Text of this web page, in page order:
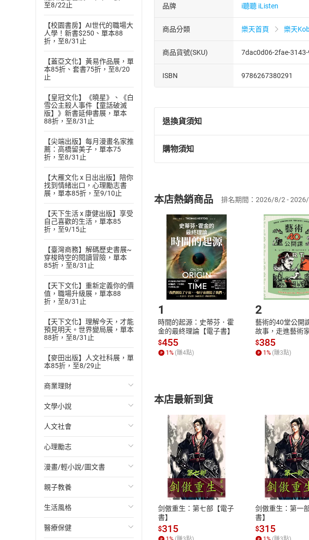
至8/22止
【校園書房】AI世代的職場大
人學！新書$250、單本88
折，至8/31止
【蓋亞文化】黃易作品展，單
本85折、套書75折，至8/20
止
【皇冠文化】《曉星》、《白
雪公主殺人事件【童話破滅
版】》新書延伸書展，單本
88折，至8/31止
【尖端出版】每月漫畫名家推
薦：高橋留美子，單本75
折，至8/31止
【大雁文化 x 日出出版】陪你
找到情緒出口，心理勵志書
展，單本85折，至9/10止
【天下生活 x 康健出版】享受
自己喜歡的生活，單本85
折，至9/15止
【臺灣商務】解碼歷史書展~
穿梭時空的閱讀冒險，單本
85折，至8/31止
【天下文化】重新定義你的價
值，職場升級展，單本88
折，至8/31止
【天下文化】理解今天，才能
預見明天。世界變局展，單本
88折，至8/31止
【麥田出版】人文社科展，單
本85折，至8/29止
商業理財
投資理財
經濟/趨勢
財務/金融
管理/領導
職場工作術
成功法
行銷/廣告
文學小說
歐美文學
日本文學
韓國文學
華文文學
經典文學
成長/家庭生活小說
人文社會
國際關係
政治
社會科學
台灣/中國歷史
日/韓歷史
心理勵志
心靈成長/情緒
人際關係
兩性關係
心理學
漫畫/輕小說/圖文書
輕小說
奇幻/科幻
愛情故事
親子教養
教育現場
兒童文學/故事
生活風格
飲食/食譜
醫療保健
神奇萬靈丹：鴉片
減重
黑死病
誤入歧途的醫學名人堂：老普林尼
醫師連線中
顱骨穿孔術
木乃伊藥方及其他
神奇萬靈丹：汞
這是怎麼一回事？顱相學
喝糞水的人
誤入歧途的醫學名人堂：羅伯特‧李
尿好運到
神奇萬靈丹：鐳
體液學說
醫師連線中
有屎快拉
跳舞狂疫
誤入歧途的醫學名人堂：柯提斯‧浩
不良醫療：有菸快抽
暈船鐵達尼
不良醫療：砷
誤入歧途的醫學名人堂：帕拉塞爾蘇斯
這是怎麼一回事？順勢療法
醫師連線中
試毒小組
不良醫療：放血
致命巧克力
誤入歧途的醫學名人堂：約翰‧哈維‧
鸚鵡熱
這是怎麼一回事？排毒
神奇萬靈丹：醋
小兒麻痺疫苗
致謝
品牌 i聽聽 iListen
商品分類 樂天首頁 樂天
商品貨號(SKU) 7dac0d06-2fae-
ISBN 9786267380291
退換貨須知
退換貨規定：
(一)依消費者保護法第19條第1項後段
(二)消費者訂購本店鋪之商品即代表
且已下載/存取電子書，不得請求退貨
退貨方式：您欲取消訂單或辦理退貨
貨」，本店鋪將依您的申請進行審核，
請注意，樂天市場須以整筆訂單為單位
購物須知
挑選商品
Choose
放入
購書後，如何開始使用？
Step1.選擇閱讀載具
付款方式
ATM轉帳、信用卡、LINE PAY、AFTEE
本店熱銷商品 排名期間：2026/8/2 -
1
時間的起源：史蒂芬．霍
金的最終理論【電子書】
$455
1 % (賺4點)
2
藝術的40堂公開
故事，走進藝術
場，看藝術如何
何形塑人類生活【
書】
$385
1 % (賺3點)
本店最新到貨
剑傲重生：第七部【電子
書】
$315
剑傲重生：第一
書】
$315